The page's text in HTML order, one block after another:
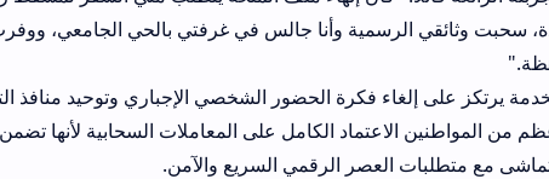
الرسمية وأنا جالس في غرفتي بالحي الجامعي، ووفرت على
فكرة الحضور الشخصي الإجباري وتوحيد منافذ التقديم
الكامل على المعاملات السحابية لأنها تضمن حماية
العصر الرقمي السريع والآمن.